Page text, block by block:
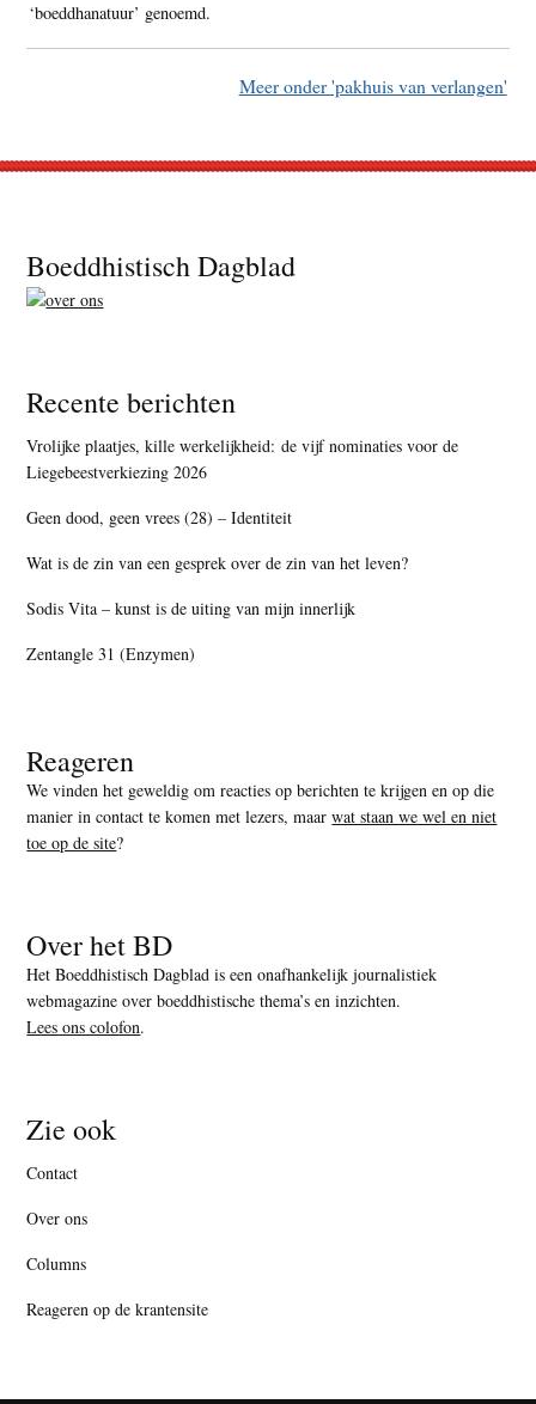
‘boeddhanatuur’ genoemd.
Meer onder 'pakhuis van verlangen'
Footer
Boeddhistisch Dagblad
Recente berichten
Vrolijke plaatjes, kille werkelijkheid: de vijf nominaties voor de
Liegebeestverkiezing 2026
Geen dood, geen vrees (28) – Identiteit
Wat is de zin van een gesprek over de zin van het leven?
Sodis Vita – kunst is de uiting van mijn innerlijk
Zentangle 31 (Enzymen)
Reageren
We vinden het geweldig om reacties op berichten te krijgen en op die
manier in contact te komen met lezers, maarwat staan we wel en niet
toe op de site?
Over het BD
Het Boeddhistisch Dagblad is een onafhankelijk journalistiek
webmagazine over boeddhistische thema’s en inzichten.
Lees ons colofon.
Zie ook
Contact
Over ons
Columns
Reageren op de krantensite